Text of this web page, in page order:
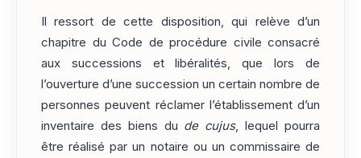
Il ressort de cette disposition, qui relève d’un
chapitre du Code de procédure civile consacré
aux successions et libéralités, que lors de
l’ouverture d’une succession un certain nombre de
personnes peuvent réclamer l’établissement d’un
inventaire des biens du de cujus, lequel pourra
être réalisé par un notaire ou un commissaire de